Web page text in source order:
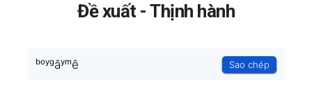
Đề xuất - Thịnh hành
ᵇᵒʸᵍâʸᵐê Sao chép